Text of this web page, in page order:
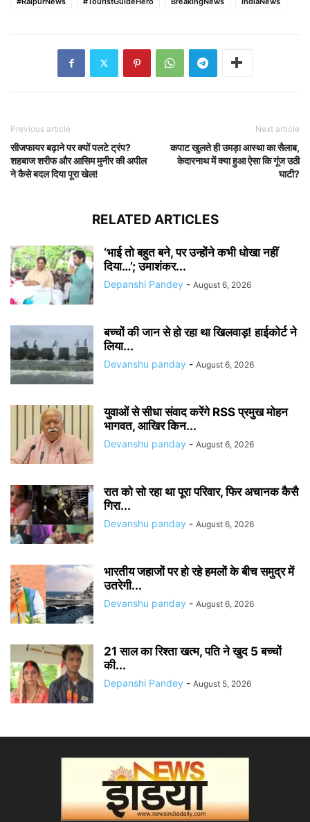
Previous article
सीजफायर बढ़ाने पर क्यों पलटे ट्रंप?
शहबाज शरीफ और आसिम मुनीर की अपील
ने कैसे बदल दिया पूरा खेल!
Next article
कपाट खुलते ही उमड़ा आस्था का सैलाब,
केदारनाथ में क्या हुआ ऐसा कि गूंज उठी
घाटी?
RELATED ARTICLES
‘भाई तो बहुत बने, पर उन्होंने कभी धोखा नहीं
दिया…’; उमाशंकर...
Depanshi Pandey - August 6, 2026
बच्चों की जान से हो रहा था खिलवाड़! हाईकोर्ट ने
लिया...
Devanshu panday - August 6, 2026
युवाओं से सीधा संवाद करेंगे RSS प्रमुख मोहन
भागवत, आखिर किन...
Devanshu panday - August 6, 2026
रात को सो रहा था पूरा परिवार, फिर अचानक कैसै
गिरा...
Devanshu panday - August 6, 2026
भारतीय जहाजों पर हो रहे हमलों के बीच समुद्र में
उतरेगी...
Devanshu panday - August 6, 2026
21 साल का रिश्ता खत्म, पति ने खुद 5 बच्चों
की...
Depanshi Pandey - August 5, 2026